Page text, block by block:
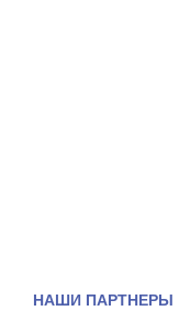
НАШИ ПАРТНЕРЫ